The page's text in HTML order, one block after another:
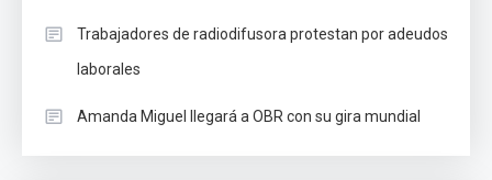
Trabajadores de radiodifusora protestan por adeudos
laborales
Amanda Miguel llegará a OBR con su gira mundial